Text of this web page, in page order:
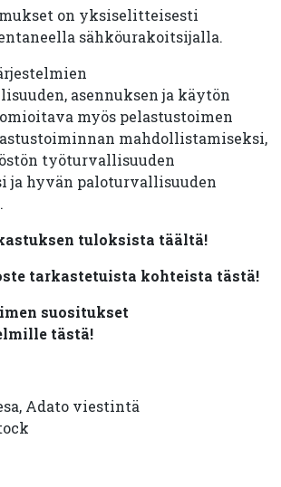
on yksiselitteisesti
sähköurakoitsijalla.
asennuksen ja käytön
myös pelastustoimen
mahdollistamiseksi,
työturvallisuuden
ja hyvän paloturvallisuuden
tuloksista täältä!
tarkastetuista kohteista tästä!
suositukset
tästä!
Adato viestintä